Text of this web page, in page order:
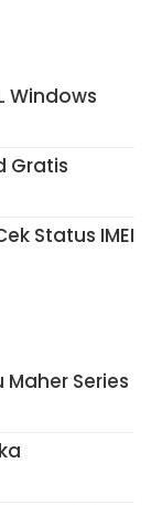
Windows
Gratis
Status IMEI
Maher Series